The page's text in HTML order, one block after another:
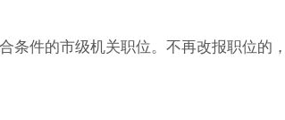
条件的市级机关职位。不再改报职位的